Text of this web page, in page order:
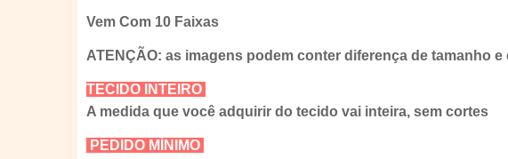
Vem Com 10 Faixas
ATENÇÃO: as imagens podem conter diferença de tamanho
TECIDO INTEIRO
A medida que você adquirir do tecido vai inteira, sem cortes
PEDIDO MÍNIMO